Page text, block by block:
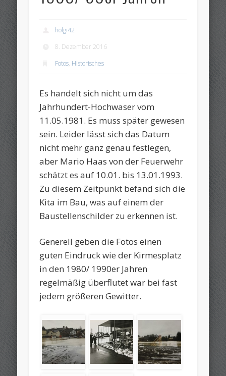
holgi42
8. Dezember 2016
Fotos, Historisches
Es handelt sich nicht um das
Jahrhundert-Hochwaser vom
11.05.1981. Es muss später gewesen
sein. Leider lässt sich das Datum
nicht mehr ganz genau festlegen,
aber Mario Haas von der Feuerwehr
schätzt es auf 10.01. bis 13.01.1993.
Zu diesem Zeitpunkt befand sich die
Kita im Bau, was auf einem der
Baustellenschilder zu erkennen ist.
Generell geben die Fotos einen
guten Eindruck wie der Kirmesplatz
in den 1980/ 1990er Jahren
regelmäßig überflutet war bei fast
jedem größeren Gewitter.